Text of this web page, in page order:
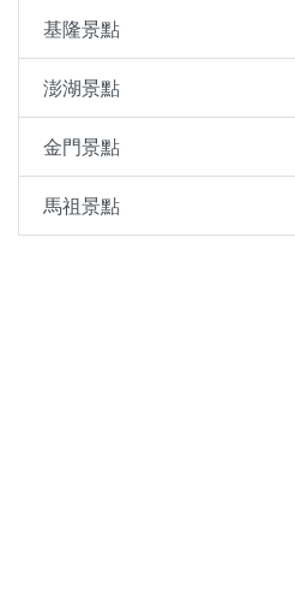
基隆景點
澎湖景點
金門景點
馬祖景點